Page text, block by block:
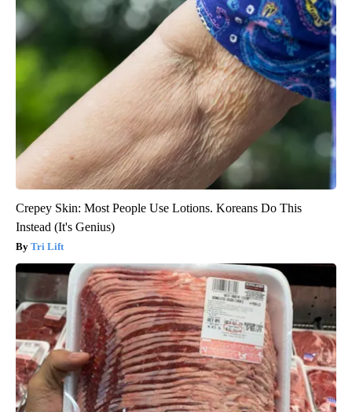
Crepey Skin: Most People Use Lotions. Koreans Do This
Instead (It's Genius)
Tri Lift